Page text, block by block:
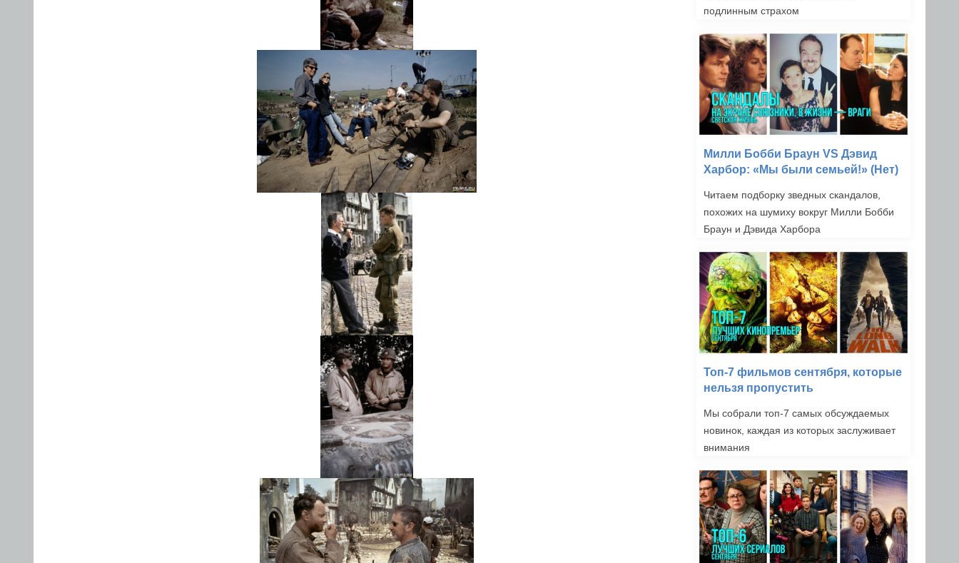
подлинным страхом
Милли Бобби Браун VS Дэвид
Харбор: «Мы были семьей!» (Нет)
Читаем подборку зведных скандалов,
похожих на шумиху вокруг Милли Бобби
Браун и Дэвида Харбора
Топ-7 фильмов сентября, которые
нельзя пропустить
Мы собрали топ-7 самых обсуждаемых
новинок, каждая из которых заслуживает
внимания